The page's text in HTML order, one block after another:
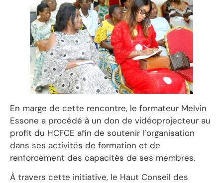
En marge de cette rencontre, le formateur Melvin
Essone a procédé à un don de vidéoprojecteur au
profit du HCFCE afin de soutenir l’organisation
dans ses activités de formation et de
renforcement des capacités de ses membres.
À travers cette initiative, le Haut Conseil des